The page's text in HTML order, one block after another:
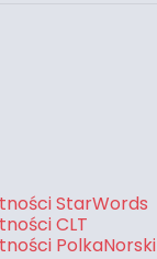
StarWords
CLT
PolkaNorski